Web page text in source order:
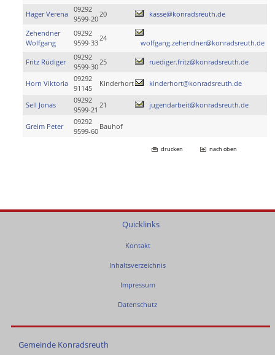
Hager Verena
09292
9599-20
20 kasse@konradsreuth.de
Zehendner
Wolfgang
09292
9599-33
24
wolfgang.zehendner@konradsreuth.de
Fritz Rüdiger
09292
9599-30
25 ruediger.fritz@konradsreuth.de
Horn Viktoria
09292
91145
Kinderhort kinderhort@konradsreuth.de
Sell Jonas
09292
9599-21
21 jugendarbeit@konradsreuth.de
Greim Peter
09292
9599-60
Bauhof
drucken nach oben
Quicklinks
Kontakt
Inhaltsverzeichnis
Impressum
Datenschutz
Gemeinde Konradsreuth